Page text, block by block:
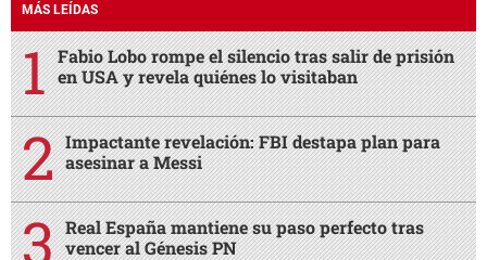
MÁS LEÍDAS
Fabio Lobo rompe el silencio tras salir de prisión
en USA y revela quiénes lo visitaban
Impactante revelación: FBI destapa plan para
asesinar a Messi
Real España mantiene su paso perfecto tras
vencer al Génesis PN